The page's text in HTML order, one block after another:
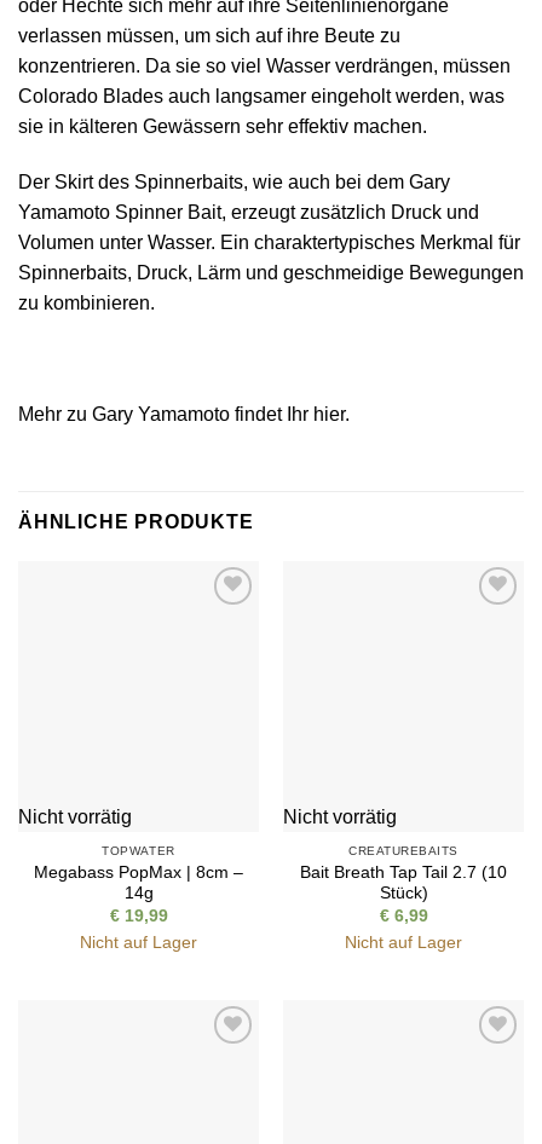
oder Hechte sich mehr auf ihre Seitenlinienorgane
verlassen müssen, um sich auf ihre Beute zu
konzentrieren. Da sie so viel Wasser verdrängen, müssen
Colorado Blades auch langsamer eingeholt werden, was
sie in kälteren Gewässern sehr effektiv machen.
Der Skirt des Spinnerbaits, wie auch bei dem Gary
Yamamoto Spinner Bait, erzeugt zusätzlich Druck und
Volumen unter Wasser. Ein charaktertypisches Merkmal für
Spinnerbaits, Druck, Lärm und geschmeidige Bewegungen
zu kombinieren.
Mehr zu Gary Yamamoto findet Ihr hier.
ÄHNLICHE PRODUKTE
Nicht vorrätig
TOPWATER
Megabass PopMax | 8cm –
14g
€19,99
Nicht auf Lager
Nicht vorrätig
CREATUREBAITS
Bait Breath Tap Tail 2.7 (10
Stück)
€6,99
Nicht auf Lager